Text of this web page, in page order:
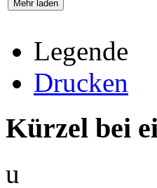
Mehr laden
Legende
Drucken
Kürzel bei
u